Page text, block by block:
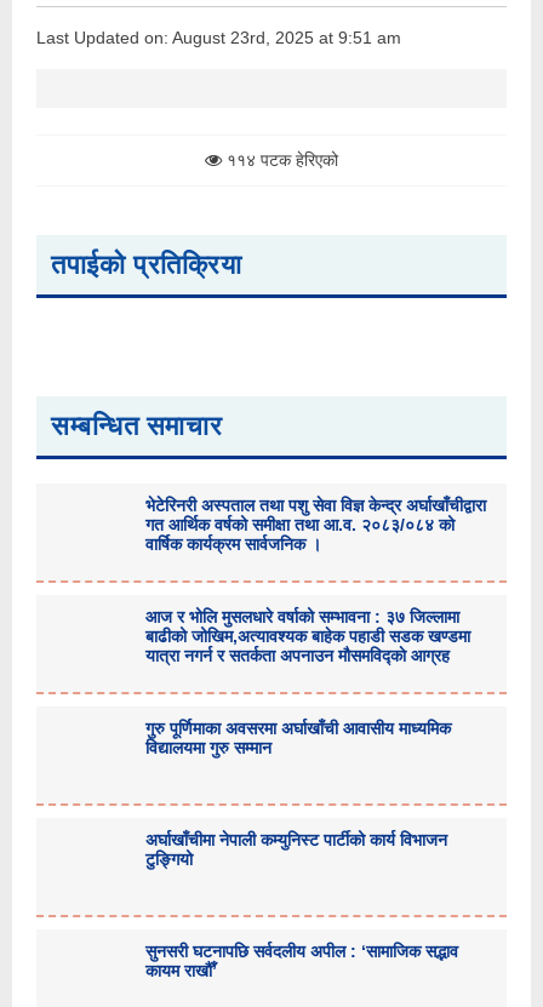
Last Updated on: August 23rd, 2025 at 9:51 am
११४ पटक हेरिएको
तपाईको प्रतिक्रिया
सम्बन्धित समाचार
भेटेरिनरी अस्पताल तथा पशु सेवा विज्ञ केन्द्र अर्घाखाँचीद्वारा
गत आर्थिक वर्षको समीक्षा तथा आ.व. २०८३/०८४ को
वार्षिक कार्यक्रम सार्वजनिक ।
आज र भोलि मुसलधारे वर्षाको सम्भावना : ३७ जिल्लामा
बाढीको जोखिम,अत्यावश्यक बाहेक पहाडी सडक खण्डमा
यात्रा नगर्न र सतर्कता अपनाउन मौसमविद्काे आग्रह
गुरु पूर्णिमाका अवसरमा अर्घाखाँची आवासीय माध्यमिक
विद्यालयमा गुरु सम्मान
अर्घाखाँचीमा नेपाली कम्युनिस्ट पार्टीको कार्य विभाजन
टुङ्गियो
सुनसरी घटनापछि सर्वदलीय अपील : ‘सामाजिक सद्भाव
कायम राखौँ’